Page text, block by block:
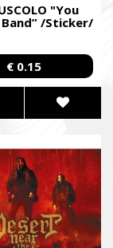
"You
/Sticker/
€ 0.15